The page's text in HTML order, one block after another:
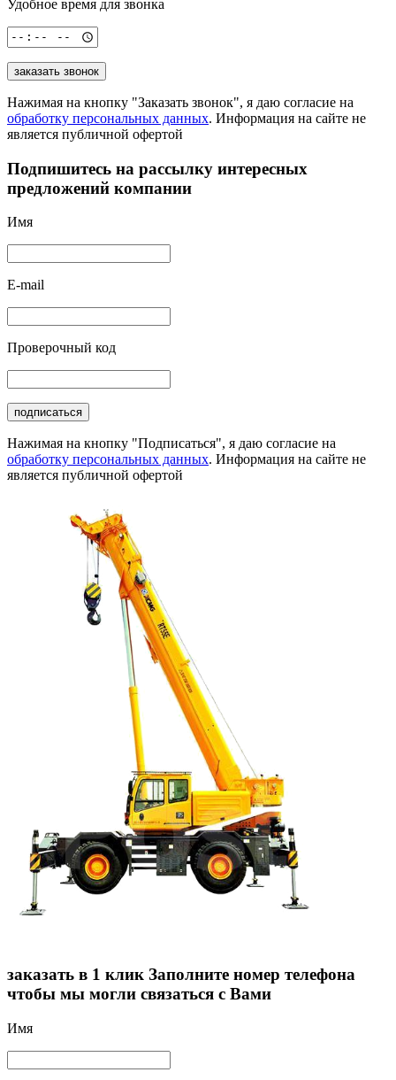
Удобное время для звонка
заказать звонок
Нажимая на кнопку "Заказать звонок", я даю согласие на
обработку персональных данных. Информация на сайте не
является публичной офертой
Подпишитесь на рассылку интересных
предложений компании
Имя
E-mail
Проверочный код
подписаться
Нажимая на кнопку "Подписаться", я даю согласие на
обработку персональных данных. Информация на сайте не
является публичной офертой
заказать в 1 клик Заполните номер телефона
чтобы мы могли связаться с Вами
Имя